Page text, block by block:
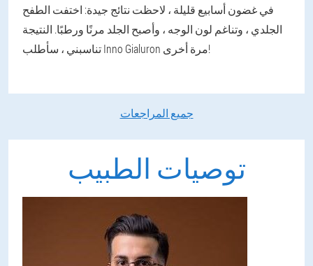
في غضون أسابيع قليلة ، لاحظت نتائج جيدة: اختفت الطفح
الجلدي ، وتناغم لون الوجه ، وأصبح الجلد مرنًا ورطبًا. النتيجة
تناسبني ، سأطلب Inno Gialuron مرة أخرى!
جميع المراجعات
توصيات الطبيب